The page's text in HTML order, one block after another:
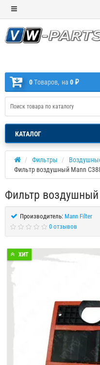
0Tоваров, на 0 ₽
КАТАЛОГ
Фильтры
Фильтр воздушный Mann
Фильтр
Производитель: Mann Filter
0 отзывов
ХИТ